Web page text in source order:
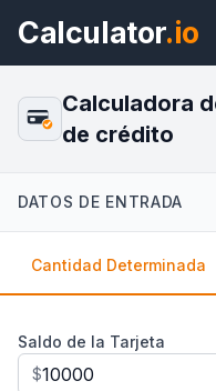
Calculator.io
Calculadora
de crédito
DATOS DE ENTRADA
Cantidad Determinada
Saldo de la Tarjeta
$